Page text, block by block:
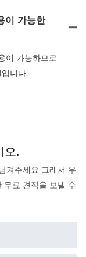
이 가능한
이 가능하므로
니다.
오.
겨주세요 그래서 우
무료 견적을 보낼 수